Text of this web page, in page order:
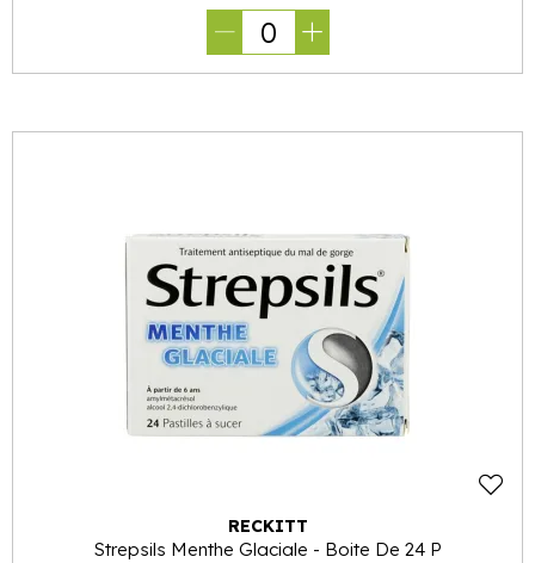
0
RECKITT
Strepsils Menthe Glaciale - Boite De 24 P